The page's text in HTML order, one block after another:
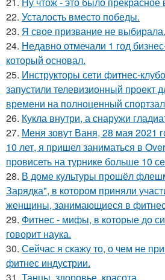
22. Усталость вместо победы.
23. Я свое призвание не выбирала.
24. Недавно отмечали 1 год
который основал.
25. Инструкторы сети фитнес-
запустили телевизионный проект
времени на полноценный
26. Кукла внутри, а снаружи
27. Меня зовут Ваня, 28 мая 2021
10 лет, я пришел заниматься в
провисеть на турнике больше 10
28. В доме культуры прошёл
Зарядка", в котором приняли
женщины, занимающиеся в фитнес
29. Фитнес - мифы, в которые до
говорит наука.
30. Сейчас я скажу то, о чем не
фитнес индустрии.